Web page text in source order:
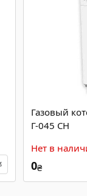
Газовый
Г-045 СН
Нет в
0₴